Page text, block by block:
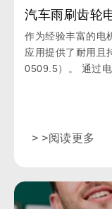
汽车雨刷齿轮
作为经验丰富的电
应用提供了耐用且
0509.5）。 通过
> >阅读更多